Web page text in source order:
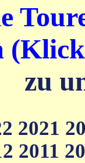
zu
2021
2011